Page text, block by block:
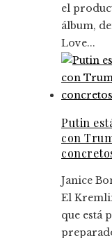
el
álbum,
Love...
Putin
con
Janice
El
que está